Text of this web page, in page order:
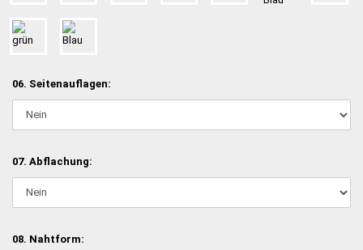
06. Seitenauflagen:
07. Abflachung:
08. Nahtform: